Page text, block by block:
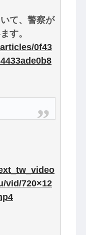
て、警察が
す。
0f43
vid/720×12